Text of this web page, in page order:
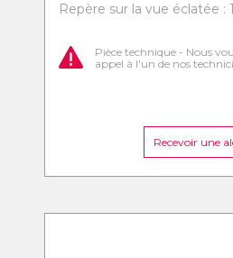
Repère sur la vue éclatée :
Pièce technique - Nous
appel à l'un de nos
Recevoir une